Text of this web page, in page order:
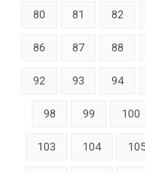
80 81 82
86 87 88
92 93 94
98 99 100
103 104